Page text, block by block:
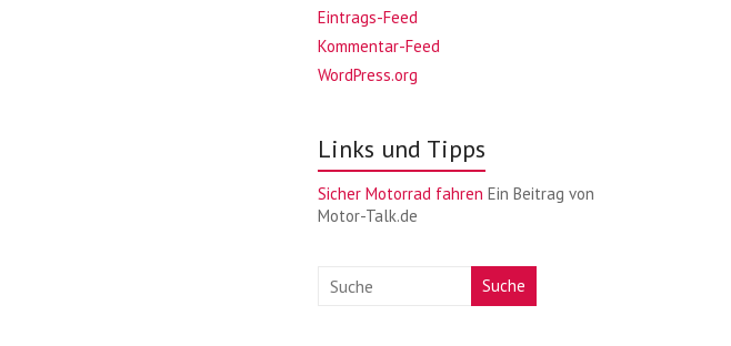
Eintrags-Feed
Kommentar-Feed
WordPress.org
Links und Tipps
Sicher Motorrad fahren Ein Beitrag von
Motor-Talk.de
Suche